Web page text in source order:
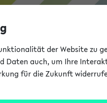
der Website zu
Daten auch, um Ihre
für die Zukunft